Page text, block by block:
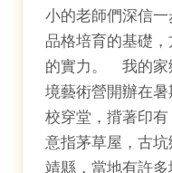
小的老師們深信
品格培育的基礎
的實力。 我的家
境藝術營開辦在
校穿堂，揹著印有
意指茅草屋，古
靖縣，當地有許多